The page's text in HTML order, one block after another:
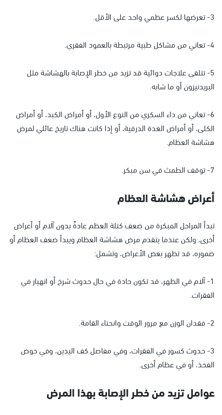
3- تعرضها لكسر عظمي واحد على الأقل.
4- تعاني من مشاكل طبية مرتبطة بالعمود الفقري.
5- تتلقى علاجات دوائية قد تزيد من خطر الإصابة بالهشاشة مثل
البريدنيزون أو ما شابه.
6- تعاني من داء السكري من النوع الأول، أو أمراض الكبد، أو أمراض
الكلى، أو أمراض الغدة الدرقية، أو إذا كانت هناك تاريخ عائلي لمرض
هشاشة العظام.
7- توقف الطمث في سن مبكر.
أعراض هشاشة العظام
تبدأ المراحل المبكرة من ضعف كتلة العظم عادةً بدون آلام أو أعراض
أخرى، ولكن عندما يتقدم مرض هشاشة العظام ويبدأ ضعف العظام أو
ضموره، قد تظهر بعض الأعراض، وتشمل:
1- آلام في الظهر، قد تكون حادة في حال حدوث شرخ أو انهيار في
الفقرات.
2- فقدان الوزن مع مرور الوقت وانحناء القامة.
3- حدوث كسور في الفقرات، وفي مفاصل كف اليدين، وفي حوض
الفخذ، أو في عظام أخرى.
عوامل تزيد من خطر الإصابة بهذا المرض